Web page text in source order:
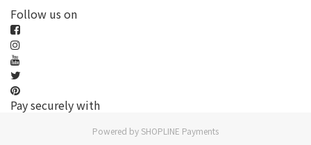
Follow us on
Pay securely with
Powered by SHOPLINE Payments